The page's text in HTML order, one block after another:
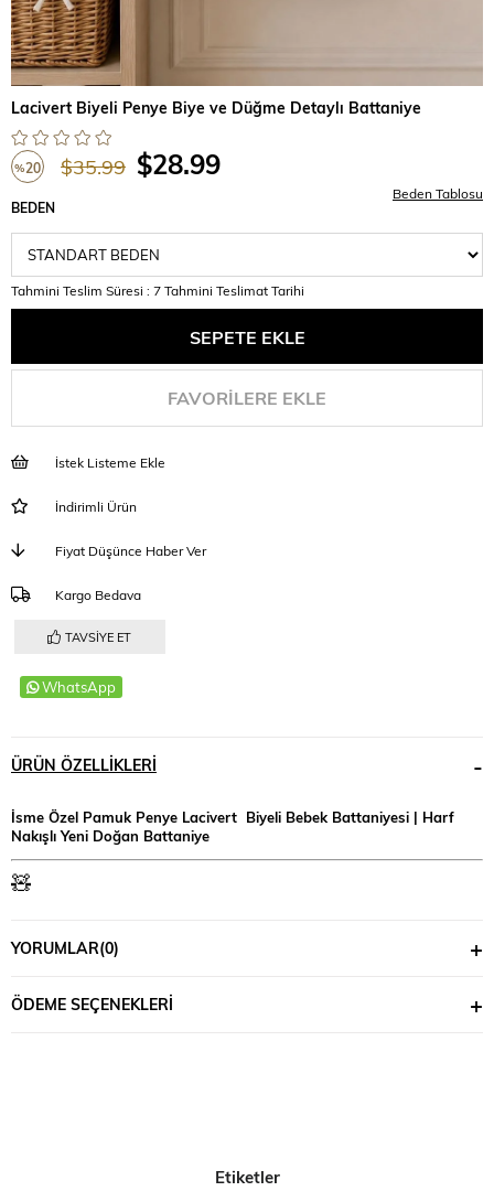
Lacivert Biyeli Penye Biye ve Düğme Detaylı Battaniye
%20
İndirim
$35.99 $28.99
BEDEN
Beden Tablosu
Tahmini Teslim Süresi : 7 Tahmini Teslimat Tarihi
FAVORILERE EKLE
İstek Listeme Ekle
İndirimli Ürün
Fiyat Düşünce Haber Ver
Kargo Bedava
TAVSIYE ET
WhatsApp
ÜRÜN ÖZELLIKLERI
İsme Özel Pamuk Penye Lacivert Biyeli Bebek Battaniyesi | Harf
Nakışlı Yeni Doğan Battaniye
🧸
yumuşacık pamuk penye kumaşı ve zarif biyeli detaylarıyla konforu ve
şıklığı bir araya getirir. Günlük kullanımda, hastane çıkışında ve özel
Battaniyenin üzerine bebeğinizin ismi veya baş harfi işlenebilir. Böylece
✨ Özel günler için zarif hediye seçeneği
YORUMLAR(0)
ÖDEME SEÇENEKLERI
Etiketler